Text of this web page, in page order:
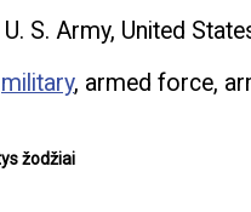
U. S. Army, United
military, armed force,
žodžiai